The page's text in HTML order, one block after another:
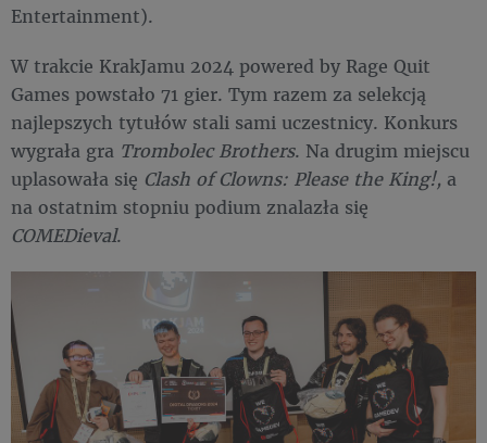
Entertainment).
W trakcie KrakJamu 2024 powered by Rage Quit
Games powstało 71 gier. Tym razem za selekcją
najlepszych tytułów stali sami uczestnicy. Konkurs
wygrała gra Trombolec Brothers. Na drugim miejscu
uplasowała się Clash of Clowns: Please the King!, a
na ostatnim stopniu podium znalazła się
COMEDieval.